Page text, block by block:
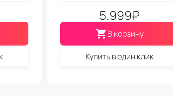
5.999₽
В корзину
Купить в один клик